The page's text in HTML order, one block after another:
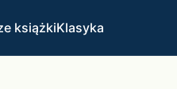
książkiKlasyka